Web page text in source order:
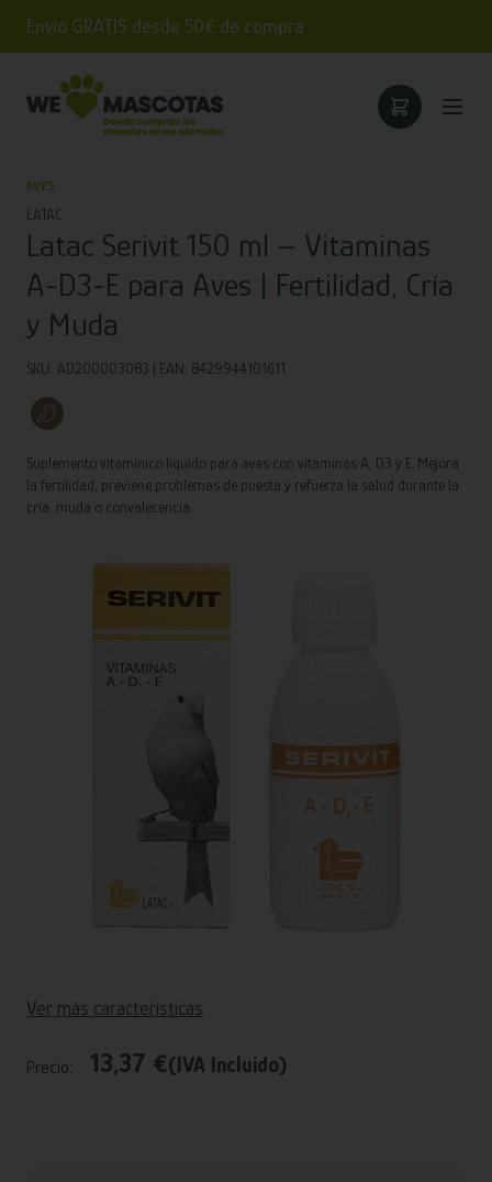
Envío GRATIS desde 50€ de compra
AVES
LATAC
Latac Serivit 150 ml – Vitaminas
A-D3-E para Aves | Fertilidad, Cría
y Muda
SKU: AD200003083 | EAN: 8429944101611
Suplemento vitamínico líquido para aves con vitaminas A, D3 y E. Mejora
la fertilidad, previene problemas de puesta y refuerza la salud durante la
cría, muda o convalecencia.
Ver más características
Precio: 13,37 €(IVA Incluido)